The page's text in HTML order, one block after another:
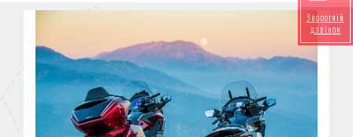
КРЕДИТ
КОРПОРАТИВНИМ КЛІЄНТАМ
МОТОЦИКЛИ
КРЕДИТ
СТРАХУВАННЯ
Зворотній
дзвінок